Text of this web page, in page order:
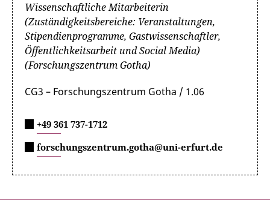
Wissenschaftliche Mitarbeiterin
(Zuständigkeitsbereiche: Veranstaltungen,
Stipendienprogramme, Gastwissenschaftler,
Öffentlichkeitsarbeit und Social Media)
(Forschungszentrum Gotha)
CG3 – Forschungszentrum Gotha / 1.06
+49 361 737-1712
forschungszentrum.gotha@uni-erfurt.de